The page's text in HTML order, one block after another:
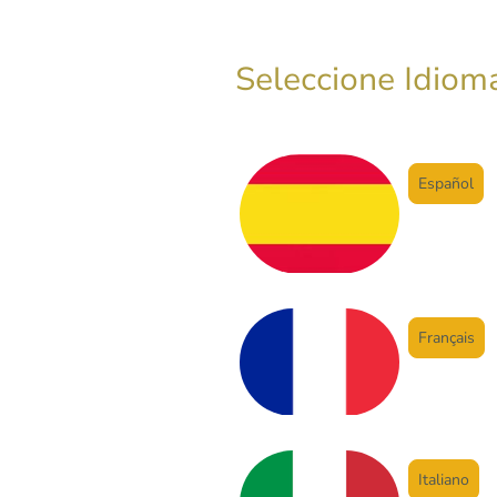
Seleccione
Español
Français
Italiano